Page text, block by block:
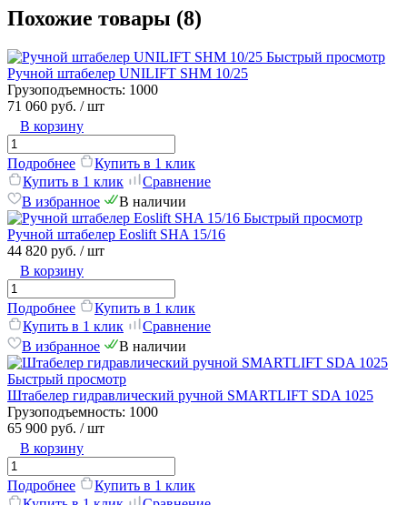
Похожие товары (8)
Быстрый просмотр
Ручной штабелер UNILIFT SHM 10/25
Грузоподъемность: 1000
71 060 руб. / шт
В корзину
Подробнее
Купить в 1 клик
Купить в 1 клик
Сравнение
В избранное
В наличии
Быстрый просмотр
Ручной штабелер Eoslift SHA 15/16
44 820 руб. / шт
В корзину
Подробнее
Купить в 1 клик
Купить в 1 клик
Сравнение
В избранное
В наличии
Быстрый просмотр
Штабелер гидравлический ручной SMARTLIFT SDA 1025
Грузоподъемность: 1000
65 900 руб. / шт
В корзину
Подробнее
Купить в 1 клик